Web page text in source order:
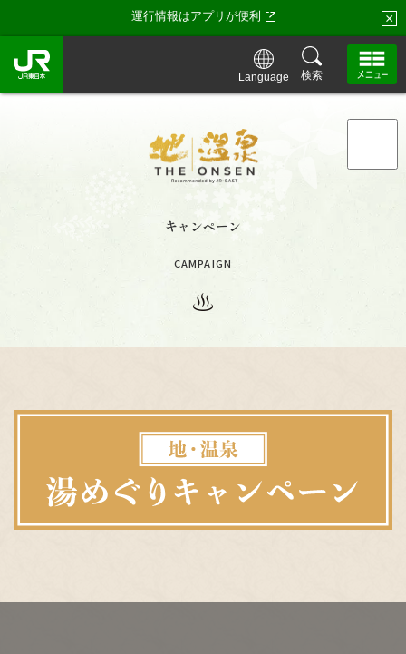
運行情報はアプリが便利 ×
Language 検索
「地・温泉」が特別な理由
「地・温泉」の湯守たち・お宿一覧
キャンペーン
CAMPAIGN